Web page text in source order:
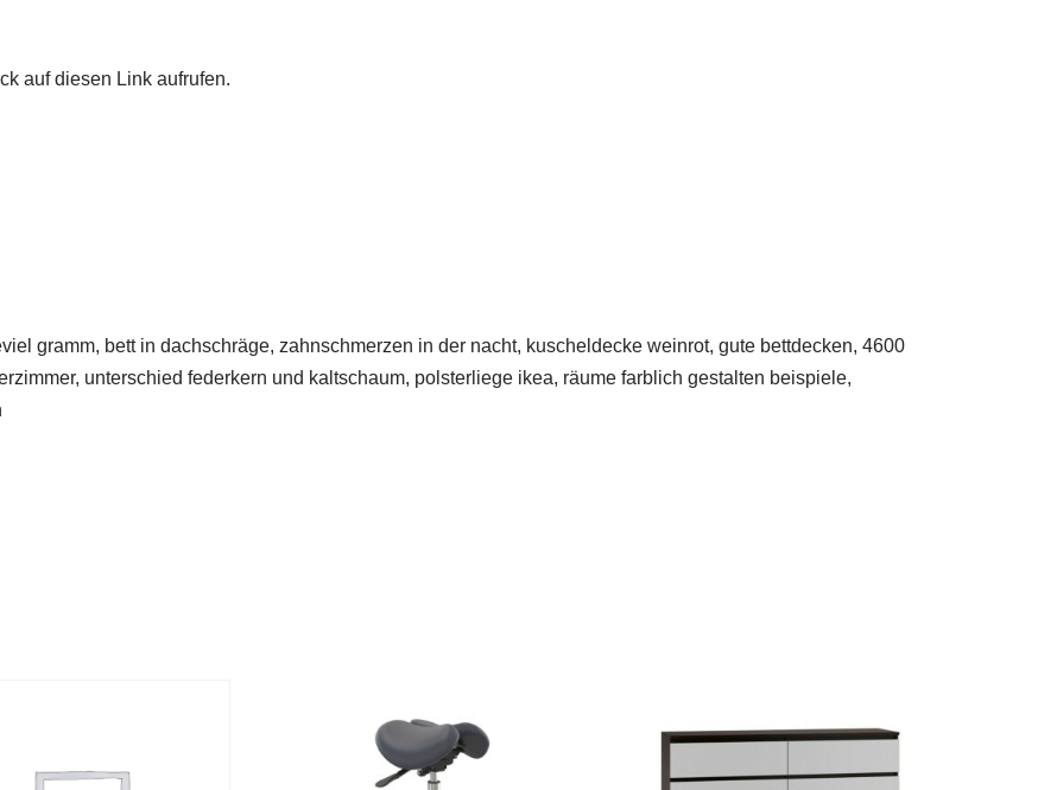
auf diesen Link aufrufen.
gramm, bett in dachschräge, zahnschmerzen in der nacht, kuscheldecke weinrot, gute bettdecken, 4600
unterschied federkern und kaltschaum, polsterliege ikea, räume farblich gestalten beispiele,